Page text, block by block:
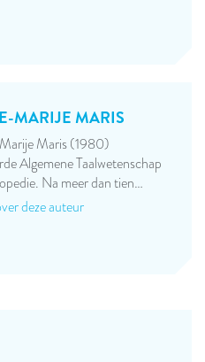
MARIJE MARIS
Maris (1980)
Algemene Taalwetenschap
Na meer dan tien…
deze auteur